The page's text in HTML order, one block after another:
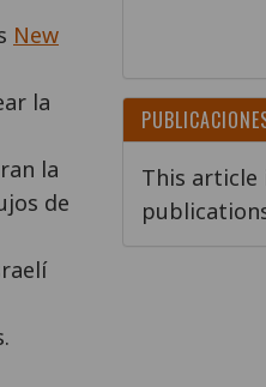
New
la
la
de
This article